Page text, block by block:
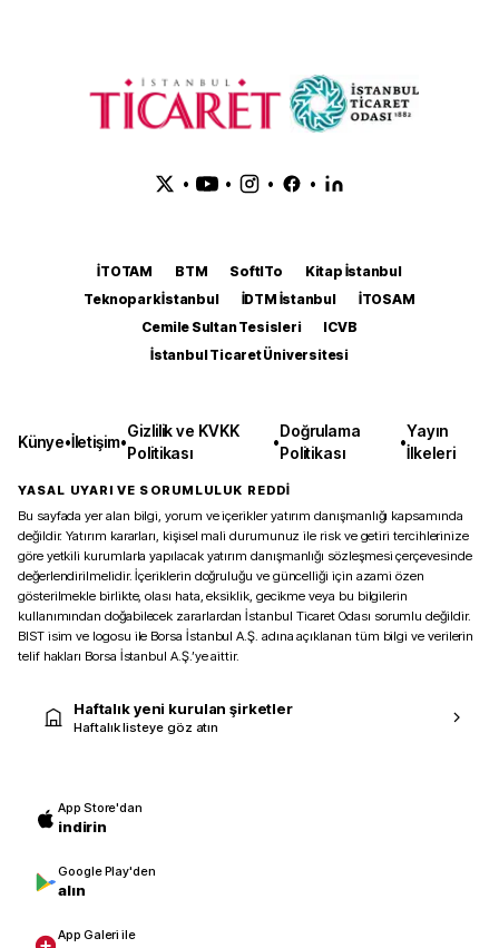
• • • •
İTOTAM BTM SoftITo
Kitap İstanbul
Teknopark İstanbul
İDTM İstanbul
İTOSAM
Cemile Sultan Tesisleri
ICVB
İstanbul Ticaret Üniversitesi
Künye•İletişim•
Gizlilik ve KVKK
Politikası
•
Doğrulama
Politikası
•
Yayın
İlkeleri
YASAL UYARI VE SORUMLULUK REDDİ
Bu sayfada yer alan bilgi, yorum ve içerikler yatırım danışmanlığı kapsamında
değildir. Yatırım kararları, kişisel mali durumunuz ile risk ve getiri tercihlerinize
göre yetkili kurumlarla yapılacak yatırım danışmanlığı sözleşmesi çerçevesinde
değerlendirilmelidir. İçeriklerin doğruluğu ve güncelliği için azami özen
gösterilmekle birlikte, olası hata, eksiklik, gecikme veya bu bilgilerin
kullanımından doğabilecek zararlardan İstanbul Ticaret Odası sorumlu değildir.
BIST isim ve logosu ile Borsa İstanbul A.Ş. adına açıklanan tüm bilgi ve verilerin
telif hakları Borsa İstanbul A.Ş.’ye aittir.
Haftalık yeni kurulan şirketler
Haftalık listeye göz atın
App Store'dan
indirin
Google Play'den
alın
App Galeri ile